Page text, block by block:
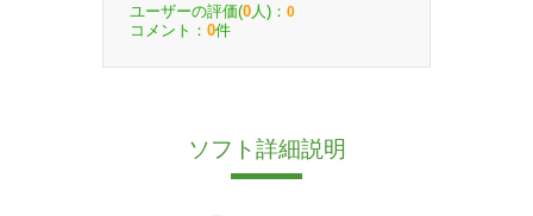
ユーザーの評価(0 人)： 0
コメント： 0件
ソフト詳細説明